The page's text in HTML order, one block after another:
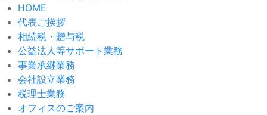
HOME
代表ご挨拶
相続税・贈与税
公益法人等サポート業務
事業承継業務
会社設立業務
税理士業務
オフィスのご案内